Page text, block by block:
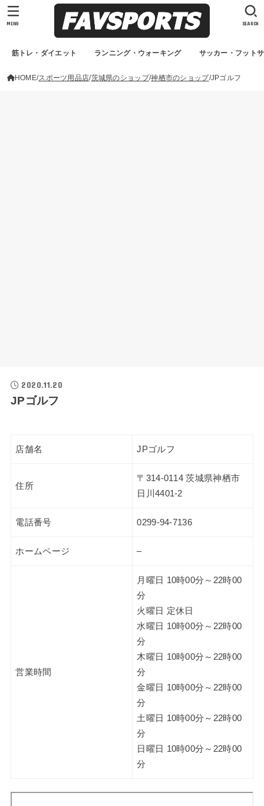
筋トレ・ダイエット ランニング・ウォーキング サッカー・フット
SEARCH
MENU
HOME スポーツ用品店 茨城県のショップ 神栖市のショップ JPゴルフ
2020.11.20
JPゴルフ
店舗名 JPゴルフ
住所
〒314-0114 茨城県神栖市
日川4401-2
電話番号 0299-94-7136
ホームページ –
営業時間
月曜日 10時00分～22時00
分
火曜日 定休日
水曜日 10時00分～22時00
分
木曜日 10時00分～22時00
分
金曜日 10時00分～22時00
分
土曜日 10時00分～22時00
分
日曜日 10時00分～22時00
分